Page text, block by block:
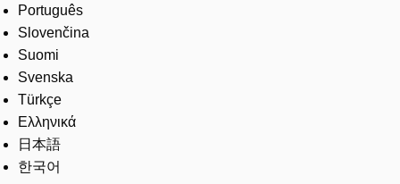
Português
Slovenčina
Suomi
Svenska
Türkçe
Ελληνικά
日本語
한국어